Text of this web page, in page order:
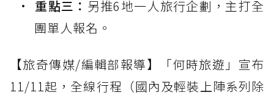
重點三： 另推6地一人旅行企劃，主打全
團單人報名。
【旅奇傳媒/編輯部報導】「何時旅遊」宣布
11/11起，全線行程（國內及輕裝上陣系列除